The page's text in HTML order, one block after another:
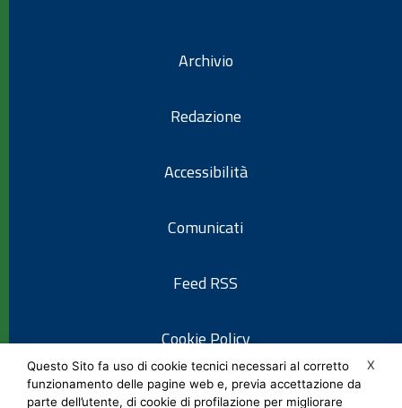
Archivio
Redazione
Accessibilità
Comunicati
Feed RSS
Cookie Policy
Informativa privacy
X
Questo Sito fa uso di cookie tecnici necessari al corretto
funzionamento delle pagine web e, previa accettazione da
parte dell’utente, di cookie di profilazione per migliorare